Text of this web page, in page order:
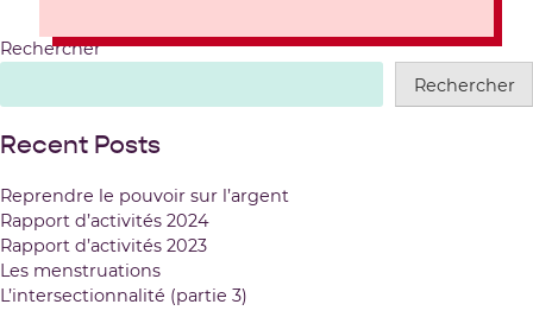
Rechercher
Rechercher
Recent Posts
Reprendre le pouvoir sur l’argent
Rapport d’activités 2024
Rapport d’activités 2023
Les menstruations
L’intersectionnalité (partie 3)